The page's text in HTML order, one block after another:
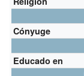
Cónyuge
Educado en